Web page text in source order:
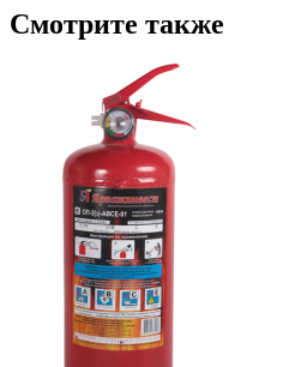
Смотрите также